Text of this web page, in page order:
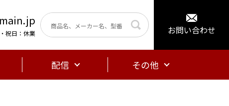
祝日：休業 お問い合わせ
配信 その他